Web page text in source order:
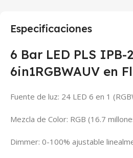
Especificaciones
6 Bar LED PLS IPB-
6in1RGBWAUV en
Fuente de luz: 24 LED 6 en 1
Mezcla de Color: RGB (16.7
Dimmer: 0-100% ajustable